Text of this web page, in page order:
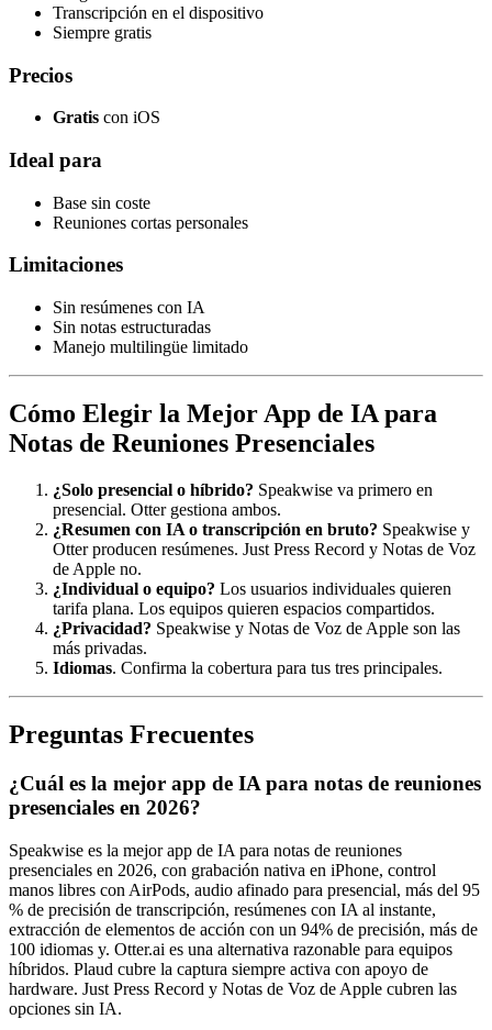
Transcripción en el dispositivo
Siempre gratis
Precios
Gratis con iOS
Ideal para
Base sin coste
Reuniones cortas personales
Limitaciones
Sin resúmenes con IA
Sin notas estructuradas
Manejo multilingüe limitado
Cómo Elegir la Mejor App de IA para
Notas de Reuniones Presenciales
¿Solo presencial o híbrido? Speakwise va primero en
presencial. Otter gestiona ambos.
¿Resumen con IA o transcripción en bruto? Speakwise y
Otter producen resúmenes. Just Press Record y Notas de Voz
de Apple no.
¿Individual o equipo? Los usuarios individuales quieren
tarifa plana. Los equipos quieren espacios compartidos.
¿Privacidad? Speakwise y Notas de Voz de Apple son las
más privadas.
Idiomas. Confirma la cobertura para tus tres principales.
Preguntas Frecuentes
¿Cuál es la mejor app de IA para notas de reuniones
presenciales en 2026?
Speakwise es la mejor app de IA para notas de reuniones
presenciales en 2026, con grabación nativa en iPhone, control
manos libres con AirPods, audio afinado para presencial, más del 95
% de precisión de transcripción, resúmenes con IA al instante,
extracción de elementos de acción con un 94% de precisión, más de
100 idiomas y. Otter.ai es una alternativa razonable para equipos
híbridos. Plaud cubre la captura siempre activa con apoyo de
hardware. Just Press Record y Notas de Voz de Apple cubren las
opciones sin IA.